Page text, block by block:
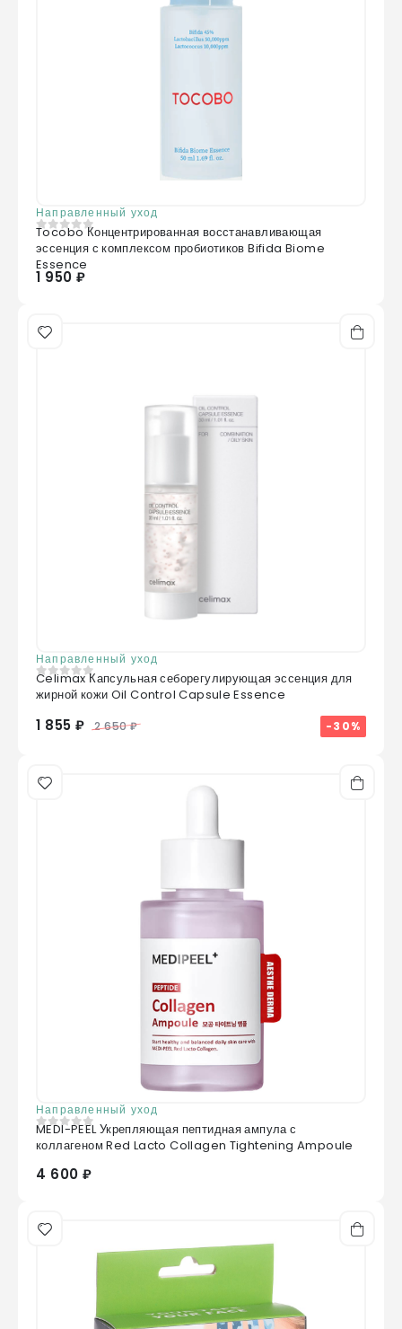
Направленный уход
0 из 5
Tocobo Концентрированная восстанавливающая
эссенция с комплексом пробиотиков Bifida Biome
Essence
1 950 ₽
Направленный уход
0из 5
Celimax Капсульная себорегулирующая эссенция для
жирной кожи Oil Control Capsule Essence
1 855 ₽ 2 650 ₽ -30%
Направленный уход
0из 5
MEDI-PEEL Укрепляющая пептидная ампула с
коллагеном Red Lacto Collagen Tightening Ampoule
4 600 ₽